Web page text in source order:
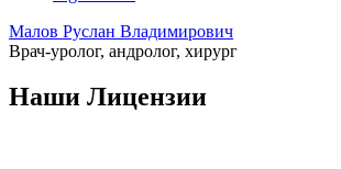
Малов Руслан Владимирович
Врач-уролог, андролог, хирург
Наши Лицензии